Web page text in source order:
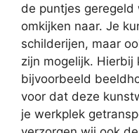
de puntjes
omkijken naar. Je
schilderijen, maar
zijn mogelijk. Hierbij
bijvoorbeeld
voor dat deze
je werkplek